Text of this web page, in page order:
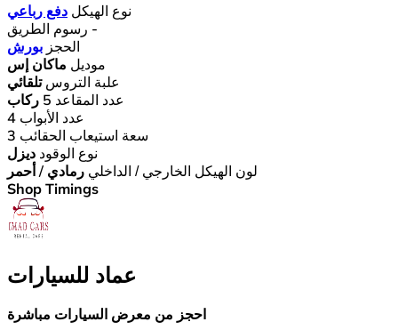
نوع الهيكل دفع رباعي
-
الحجز بورش
موديل ماكان إس
علبة التروس تلقائي
عدد المقاعد 5 ركاب
عدد الأبواب 4
سعة استيعاب الحقائب 3
نوع الوقود ديزل
لون الهيكل الخارجي / الداخلي رمادي / أحمر
Shop Timings
عماد للسيارات
احجز من معرض السيارات مباشرة